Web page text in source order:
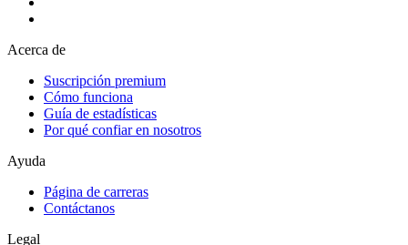
Acerca de
Suscripción premium
Cómo funciona
Guía de estadísticas
Por qué confiar en nosotros
Ayuda
Página de carreras
Contáctanos
Legal